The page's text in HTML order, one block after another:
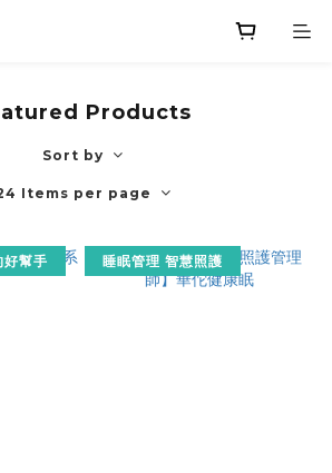
Products
Sort by
Items per page
好幫手 睡眠管理 智慧照護